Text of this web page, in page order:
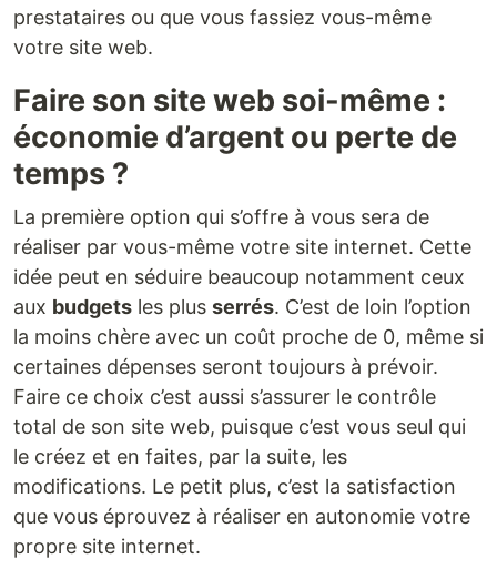
prestataires ou que vous fassiez vous-même
votre site web.
Faire son site web soi-même :
économie d’argent ou perte de
temps ?
La première option qui s’offre à vous sera de
réaliser par vous-même votre site internet. Cette
idée peut en séduire beaucoup notamment ceux
aux budgets les plus serrés. C’est de loin l’option
la moins chère avec un coût proche de 0, même si
certaines dépenses seront toujours à prévoir.
Faire ce choix c’est aussi s’assurer le contrôle
total de son site web, puisque c’est vous seul qui
le créez et en faites, par la suite, les
modifications. Le petit plus, c’est la satisfaction
que vous éprouvez à réaliser en autonomie votre
propre site internet.